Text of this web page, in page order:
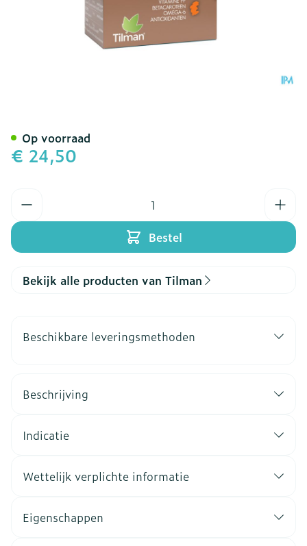
€ 24,50
Bestel
Op voorraad
Bekijk alle producten van Tilman
Beschikbare leveringsmethoden
Beschrijving
Indicatie
Wettelijk verplichte informatie
Eigenschappen